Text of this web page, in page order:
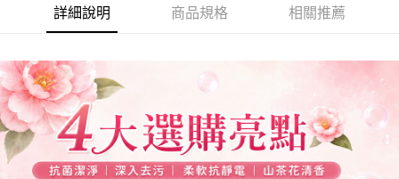
詳細說明 商品規格 相關推薦